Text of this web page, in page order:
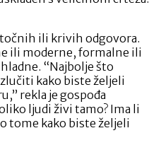
točnih ili krivih odgovora.
ili moderne, formalne ili
“Najbolje što
kako biste željeli
rekla je gospođa
ljudi živi tamo? Ima li
tome kako biste željeli